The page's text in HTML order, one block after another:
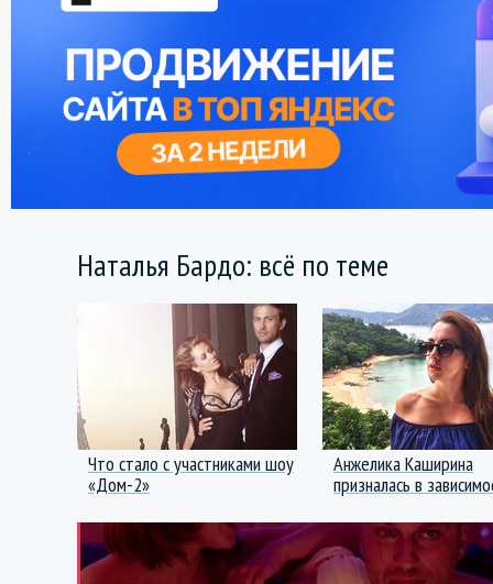
Наталья Бардо: всё по теме
Что стало с участниками шоу
«Дом-2»
Анжелика Каширина
призналась в